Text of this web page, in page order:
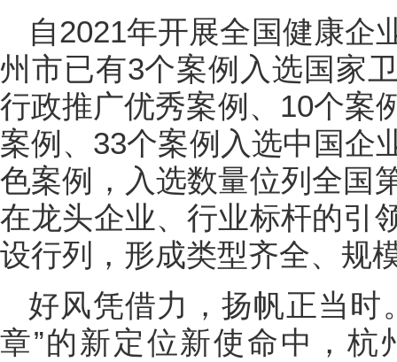
自2021年开展全国健康企
州市已有3个案例入选国家
行政推广优秀案例、10个案
案例、33个案例入选中国企
色案例，入选数量位列全国
在龙头企业、行业标杆的引
设行列，形成类型齐全、规
好风凭借力，扬帆正当时
章”的新定位新使命中，